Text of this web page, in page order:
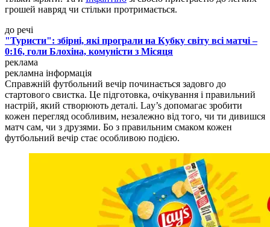
грошей навряд чи стільки протримається.
до речі
"Туристи": збірні, які програли на Кубку світу всі матчі –
0:16, голи Блохіна, комуністи з Місяця
реклама
рекламна інформація
Справжній футбольний вечір починається задовго до
стартового свистка. Це підготовка, очікування і правильний
настрій, який створюють деталі. Lay’s допомагає зробити
кожен перегляд особливим, незалежно від того, чи ти дивишся
матч сам, чи з друзями. Бо з правильним смаком кожен
футбольний вечір стає особливою подією.